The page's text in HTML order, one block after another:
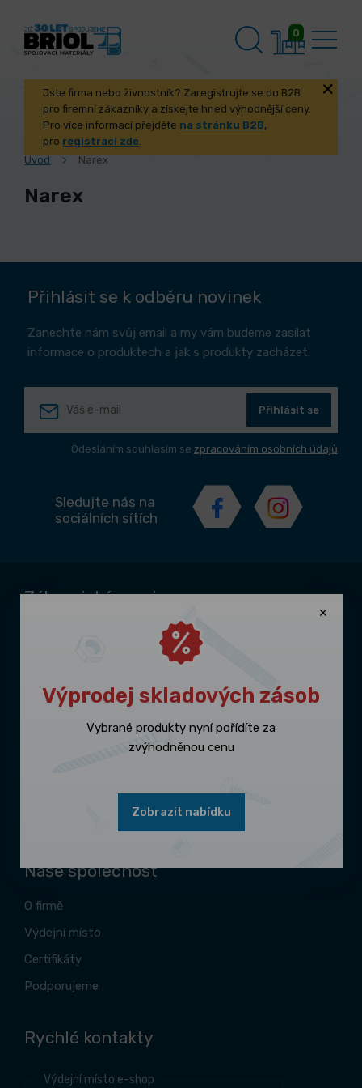
0
Jste firma nebo živnostník? Zaregistrujte se do B2B
pro firemní zákazníky a získejte hned výhodnější ceny.
Pro více informací přejděte na stránku B2B,
pro registraci zde.
Úvod
Narex
Narex
Přihlásit se k odběru novinek
Zanechte nám svůj email a my vám budeme zasílat
informace o produktech a jak s produkty zacházet.
Přihlásit se
Odesláním souhlasím se zpracováním osobních údajů
Sledujte nás na
sociálních sítích
Zákaznický servis
Obchodní podmínky
Reklamace zboží
Katalogy ke stažení
Zásady zpracování souborů cookies
Naše společnost
O firmě
Výdejní místo
Certifikáty
Podporujeme
Rychlé kontakty
Výdejní místo e-shop
Výprodej skladových zásob
Vybrané produkty nyní pořídíte za
zvýhodněnou cenu
Zobrazit nabídku